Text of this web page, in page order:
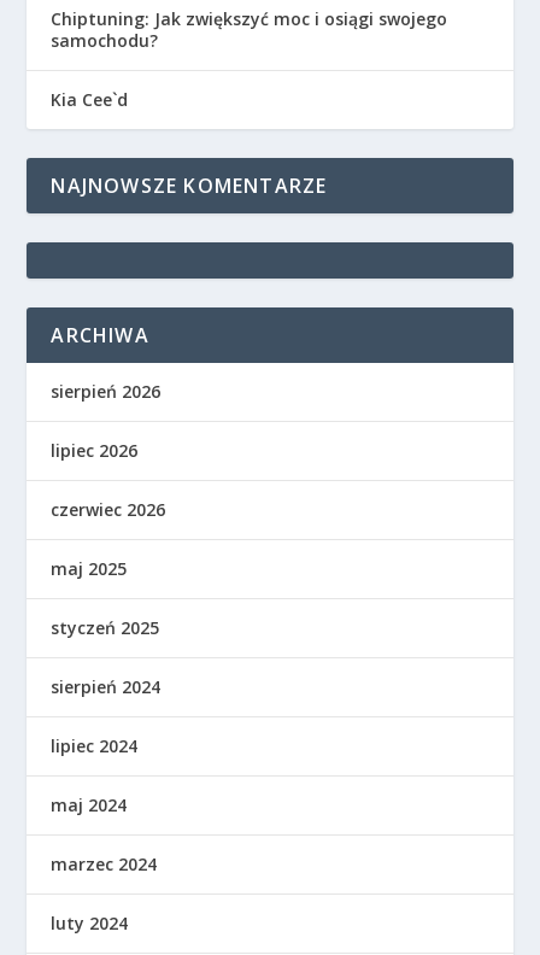
Chiptuning: Jak zwiększyć moc i osiągi swojego
samochodu?
Kia Cee`d
NAJNOWSZE KOMENTARZE
ARCHIWA
sierpień 2026
lipiec 2026
czerwiec 2026
maj 2025
styczeń 2025
sierpień 2024
lipiec 2024
maj 2024
marzec 2024
luty 2024